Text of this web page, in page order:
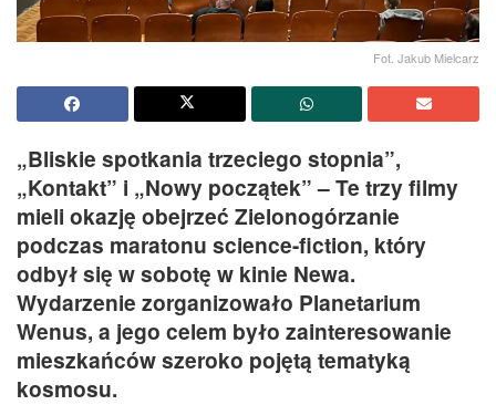
Fot. Jakub Mielcarz
„Bliskie spotkania trzeciego stopnia”,
„Kontakt” i „Nowy początek” – Te trzy filmy
mieli okazję obejrzeć Zielonogórzanie
podczas maratonu science-fiction, który
odbył się w sobotę w kinie Newa.
Wydarzenie zorganizowało Planetarium
Wenus, a jego celem było zainteresowanie
mieszkańców szeroko pojętą tematyką
kosmosu.